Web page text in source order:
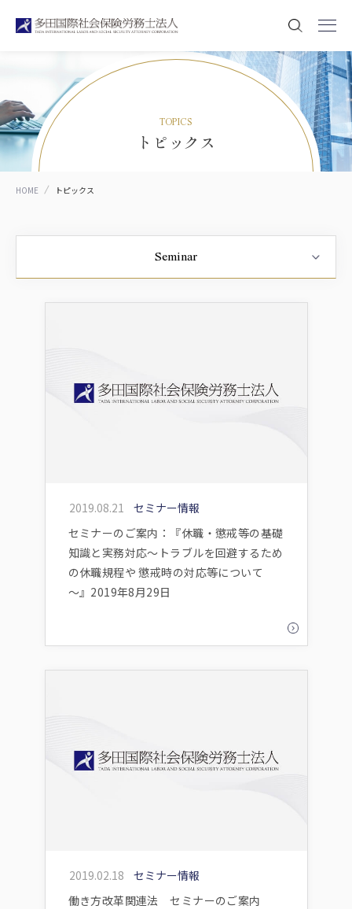
TOPICS
トピックス
HOME トピックス
Seminar
2019.08.21
セミナー情報
セミナーのご案内：『休職・懲戒等の基礎
知識と実務対応～トラブルを回避するため
の休職規程や 懲戒時の対応等について
～』2019年8月29日
2019.02.18
セミナー情報
働き方改革関連法 セミナーのご案内